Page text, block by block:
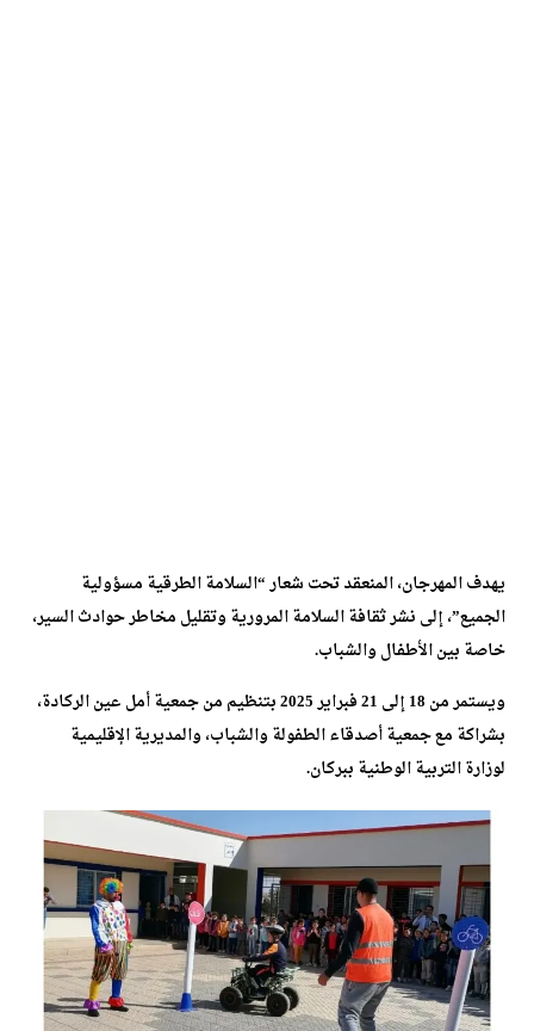
يهدف المهرجان، المنعقد تحت شعار “السلامة الطرقية مسؤولية
الجميع”، إلى نشر ثقافة السلامة المرورية وتقليل مخاطر حوادث السير،
خاصة بين الأطفال والشباب.
ويستمر من 18 إلى 21 فبراير 2025 بتنظيم من جمعية أمل عين الركادة،
بشراكة مع جمعية أصدقاء الطفولة والشباب، والمديرية الإقليمية
لوزارة التربية الوطنية ببركان.